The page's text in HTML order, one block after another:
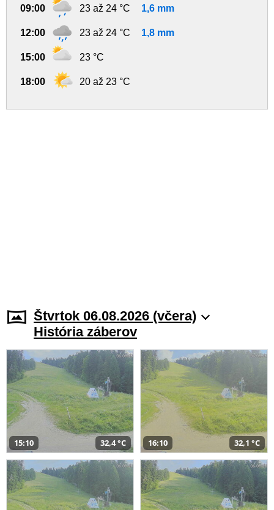
09:00 23 až 24 °C 1,6 mm
12:00 23 až 24 °C 1,8 mm
15:00 23 °C
18:00 20 až 23 °C
Štvrtok 06.08.2026 (včera)
História záberov
15:10 32,4 °C 16:10 32,1 °C